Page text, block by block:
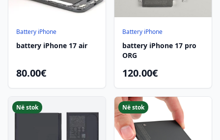
Battery iPhone
battery iPhone 17 air
80.00€
Battery iPhone
battery iPhone 17 pro
ORG
120.00€
Në stok Në stok